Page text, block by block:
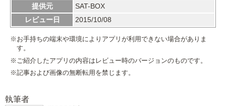
提供元
SAT-BOX
レビュー日
2015/10/08
※お手持ちの端末や環境によりアプリが利用できない場合がありま
す。
※ご紹介したアプリの内容はレビュー時のバージョンのものです。
※記事および画像の無断転用を禁じます。
執筆者